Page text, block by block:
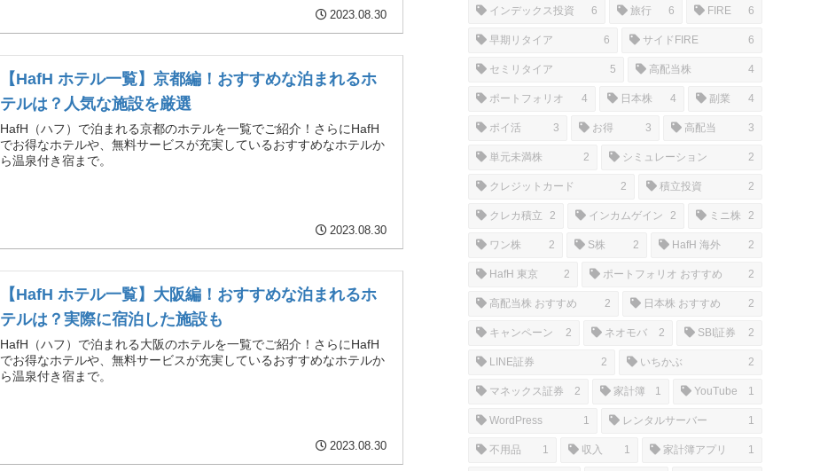
2023.08.30
【HafH ホテル一覧】京都編！おすすめな泊まれるホ
テルは？人気な施設を厳選
HafH（ハフ）で泊まれる京都のホテルを一覧でご紹介！さらにHafH
でお得なホテルや、無料サービスが充実しているおすすめなホテルか
ら温泉付き宿まで。
2023.08.30
【HafH ホテル一覧】大阪編！おすすめな泊まれるホ
テルは？実際に宿泊した施設も
HafH（ハフ）で泊まれる大阪のホテルを一覧でご紹介！さらにHafH
でお得なホテルや、無料サービスが充実しているおすすめなホテルか
ら温泉付き宿まで。
2023.08.30
インデックス投資 6 旅行 6 FIRE 6
早期リタイア 6 サイドFIRE 6
セミリタイア 5 高配当株 4
ポートフォリオ 4 日本株 4 副業 4
ポイ活 3 お得 3 高配当 3
単元未満株 2 シミュレーション 2
クレジットカード 2 積立投資 2
クレカ積立 2 インカムゲイン 2 ミニ株 2
ワン株 2 S株 2 HafH 海外 2
HafH 東京 2 ポートフォリオ おすすめ 2
高配当株 おすすめ 2 日本株 おすすめ 2
キャンペーン 2 ネオモバ 2 SBI証券 2
LINE証券 2 いちかぶ 2
マネックス証券 2 家計簿 1 YouTube 1
WordPress 1 レンタルサーバー 1
不用品 1 収入 1 家計簿アプリ 1